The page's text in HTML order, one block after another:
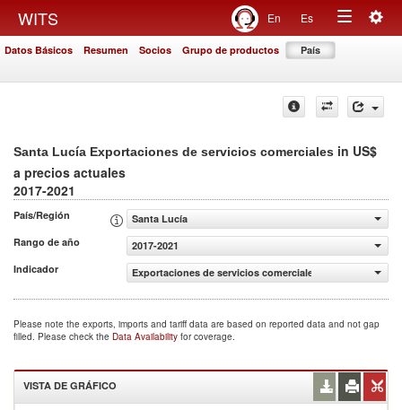
WITS En Es
Toggle
Datos Básicos Resumen Socios Grupo de productos País
Santa Lucía Exportaciones de servicios comerciales in US$
a precios actuales
2017-2021
País/Región
Santa Lucía
Rango de año
2017-2021
Indicador
Exportaciones de servicios comerciales (US$ a precios
Please note the exports, imports and tariff data are based on reported data and not gap
filled. Please check the Data Availability for coverage.
VISTA DE GRÁFICO